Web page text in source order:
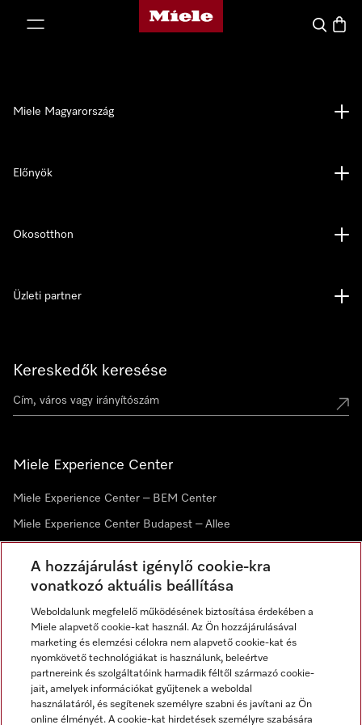
Miele honlapja
Kereses
Kereskedők keresése
Miele Experience Center
Miele Experience Center – BEM Center
Miele Experience Center Budapest – Allee
Hírlevél
Miele Magyarország
Előnyök
Okosotthon
Üzleti partner
A hozzájárulást igénylő cookie-kra
vonatkozó aktuális beállítása
Weboldalunk megfelelő működésének biztosítása érdekében a
Miele alapvető cookie-kat használ. Az Ön hozzájárulásával
marketing és elemzési célokra nem alapvető cookie-kat és
nyomkövető technológiákat is használunk, beleértve
partnereink és szolgáltatóink harmadik féltől származó cookie-
jait, amelyek információkat gyűjtenek a weboldal
használatáról, és segítenek személyre szabni és javítani az Ön
online élményét. A cookie-kat hirdetések személyre szabására